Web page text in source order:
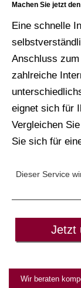
Machen Sie jetzt
Eine schnelle
Anschluss
zahlreiche
eignet sich für
Vergleichen
Sie sich für
Dieser Service
Jetzt
Wir beraten